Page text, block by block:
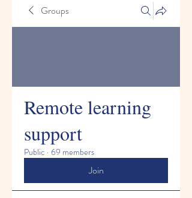
Groups
Remote learning
support
Public · 69 members
Join